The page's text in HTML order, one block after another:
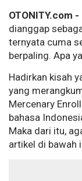
OTONITY.com -
dianggap
ternyata cuma
berpaling. Apa
Hadirkan kisah
yang
Mercenary
bahasa
Maka dari itu,
artikel di bawah